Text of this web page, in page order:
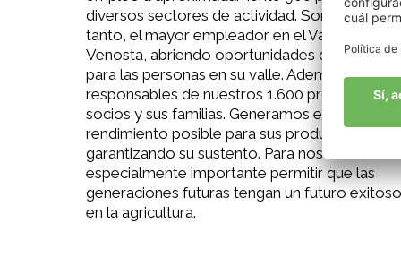
diversos sectores de actividad. Somos, por
tanto, el mayor empleador en el Valle
Venosta, abriendo oportunidades de carrera
para las personas en su valle. Además, somos
responsables de nuestros 1.600 productores
socios y sus familias. Generamos el mejor
rendimiento posible para sus productos,
garantizando su sustento. Para nosotros, es
especialmente importante permitir que las
generaciones futuras tengan un futuro exitoso
en la agricultura.